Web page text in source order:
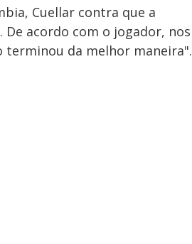
Cuellar contra que a
acordo com o jogador, nos
terminou da melhor maneira".